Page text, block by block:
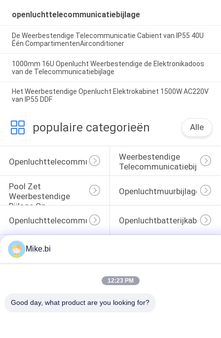
openluchttelecommunicatiebijlage
De Weerbestendige Telecommunicatie Cabient van IP55 40U
Één CompartimentenAirconditioner
1000mm 16U Openlucht Weerbestendige de Elektronikadoos
van de Telecommunicatiebijlage
Het Weerbestendige Openlucht Elektrokabinet 1500W AC220V
van IP55 DDF
populaire categorieën Alle
OpenluchttelecommunicatiebijlageWeerbestendige
Telecommunicatiebijlage
Pool Zet
Weerbestendige
Bijlage Op
Openluchtmuurbijlage
OpenluchttelecommunicatiekabinetOpenluchtbatterijkabinet
Openlucht
Elektrokabinet
Mike.bi
12:23 PM
Good day, what product are you looking for?